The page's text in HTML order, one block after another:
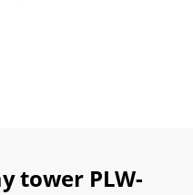
tower PLW-